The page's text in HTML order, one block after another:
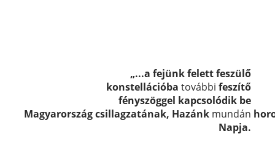
„...a fejünk felett feszülő
konstellációba továbbifeszítő
fényszöggel kapcsolódik be
Magyarországcsillagzatának, Hazánkmundán
Napja.